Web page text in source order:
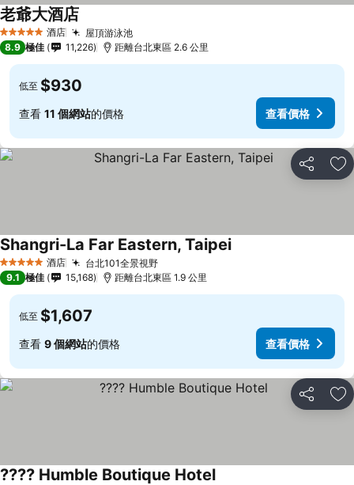
5 星級 酒店 屋頂游泳池
老爺大酒店
8.9 極佳 11,226 距離台北東區 2.6 公里
低至 $930
查看 11 個網站的價格 查看價格
分享 放
5 星級 酒店 台北101全景視野
Shangri-La Far Eastern, Taipei
9.1 極佳 15,168 距離台北東區 1.9 公里
低至 $1,607
查看 9 個網站的價格 查看價格
分享 放
???? Humble Boutique Hotel